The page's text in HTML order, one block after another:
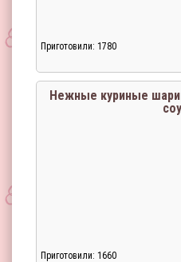
Приготовили: 1780
Нежные куриные
Приготовили: 1660